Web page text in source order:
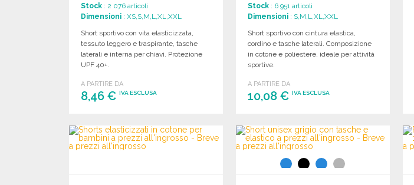
Stock : 2 076 articoli
Dimensioni : XS,S,M,L,XL,XXL
Short sportivo con vita elasticizzata,
tessuto leggero e traspirante, tasche
laterali e interna per chiavi. Protezione
UPF 40+.
A PARTIRE DA
8,46 € IVA ESCLUSA
Richiedi un preventivo
Stock : 6 951 articoli
Dimensioni : S,M,L,XL,XXL
Short sportivo con cintura elastica,
cordino e tasche laterali. Composizione
in cotone e poliestere, ideale per attività
sportive.
A PARTIRE DA
10,08 €IVA ESCLUSA
Richiedi un preventivo